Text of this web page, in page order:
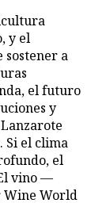
y el
a
el futuro
y
Si el clima
el
vino —
Wine World